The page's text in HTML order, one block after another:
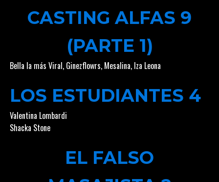
CASTING ALFAS 9
(PARTE 1)
Bella la más Viral, Ginezflowrs, Mesalina, Iza Leona
LOS ESTUDIANTES 4
Valentina Lombardi
Shacka Stone
EL FALSO